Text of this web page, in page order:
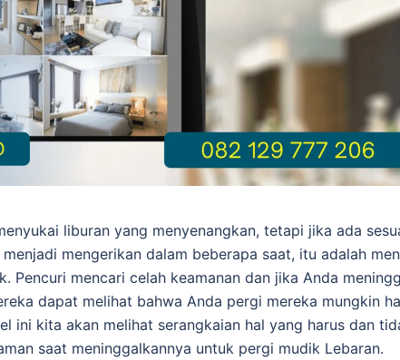
liburan yang menyenangkan, tetapi jika ada
mengerikan dalam beberapa saat, itu adalah
Pencuri mencari celah keamanan dan jika Anda
dapat melihat bahwa Anda pergi mereka mungkin
ini kita akan melihat serangkaian hal yang harus dan
saat meninggalkannya untuk pergi mudik Lebaran.